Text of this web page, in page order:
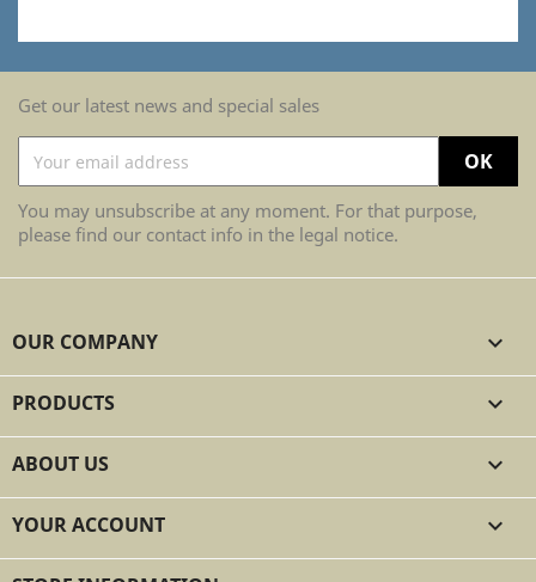
Get our latest news and special sales
You may unsubscribe at any moment. For that purpose,
please find our contact info in the legal notice.
OUR COMPANY 
PRODUCTS 
ABOUT US 
YOUR ACCOUNT 